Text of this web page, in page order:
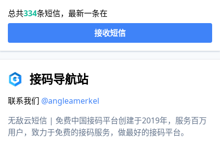
总共334条短信，最新一条在
接收短信
接码导航站
联系我们 @angleamerkel
无敌云短信 | 免费中国接码平台创建于2019年，服务百万
用户，致力于免费的接码服务，做最好的接码平台。